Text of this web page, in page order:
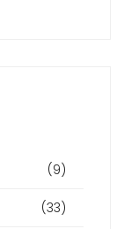
(9)
(33)